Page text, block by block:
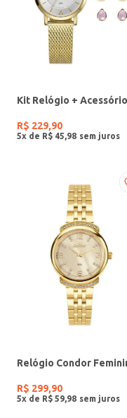
R$ 229,90
5x de R$ 45 98
R$ 299,90
5x de R$ 59 98